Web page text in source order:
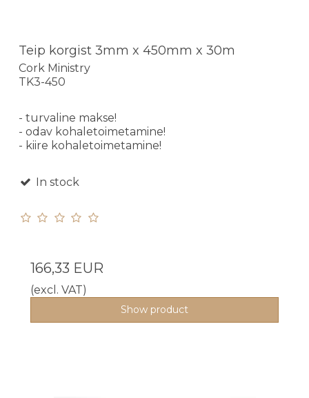
Teip korgist 3mm x 450mm x 30m
Cork Ministry
TK3-450
- turvaline makse!
- odav kohaletoimetamine!
- kiire kohaletoimetamine!
In stock
166,33 EUR
(excl. VAT)
Show product